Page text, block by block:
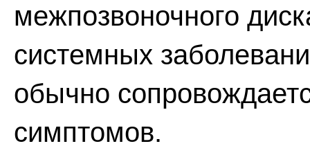
межпозвоночного
системных
обычно
симптомов.